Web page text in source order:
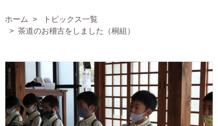
ホーム
トピックス一覧
茶道のお稽古をしました（桐組）